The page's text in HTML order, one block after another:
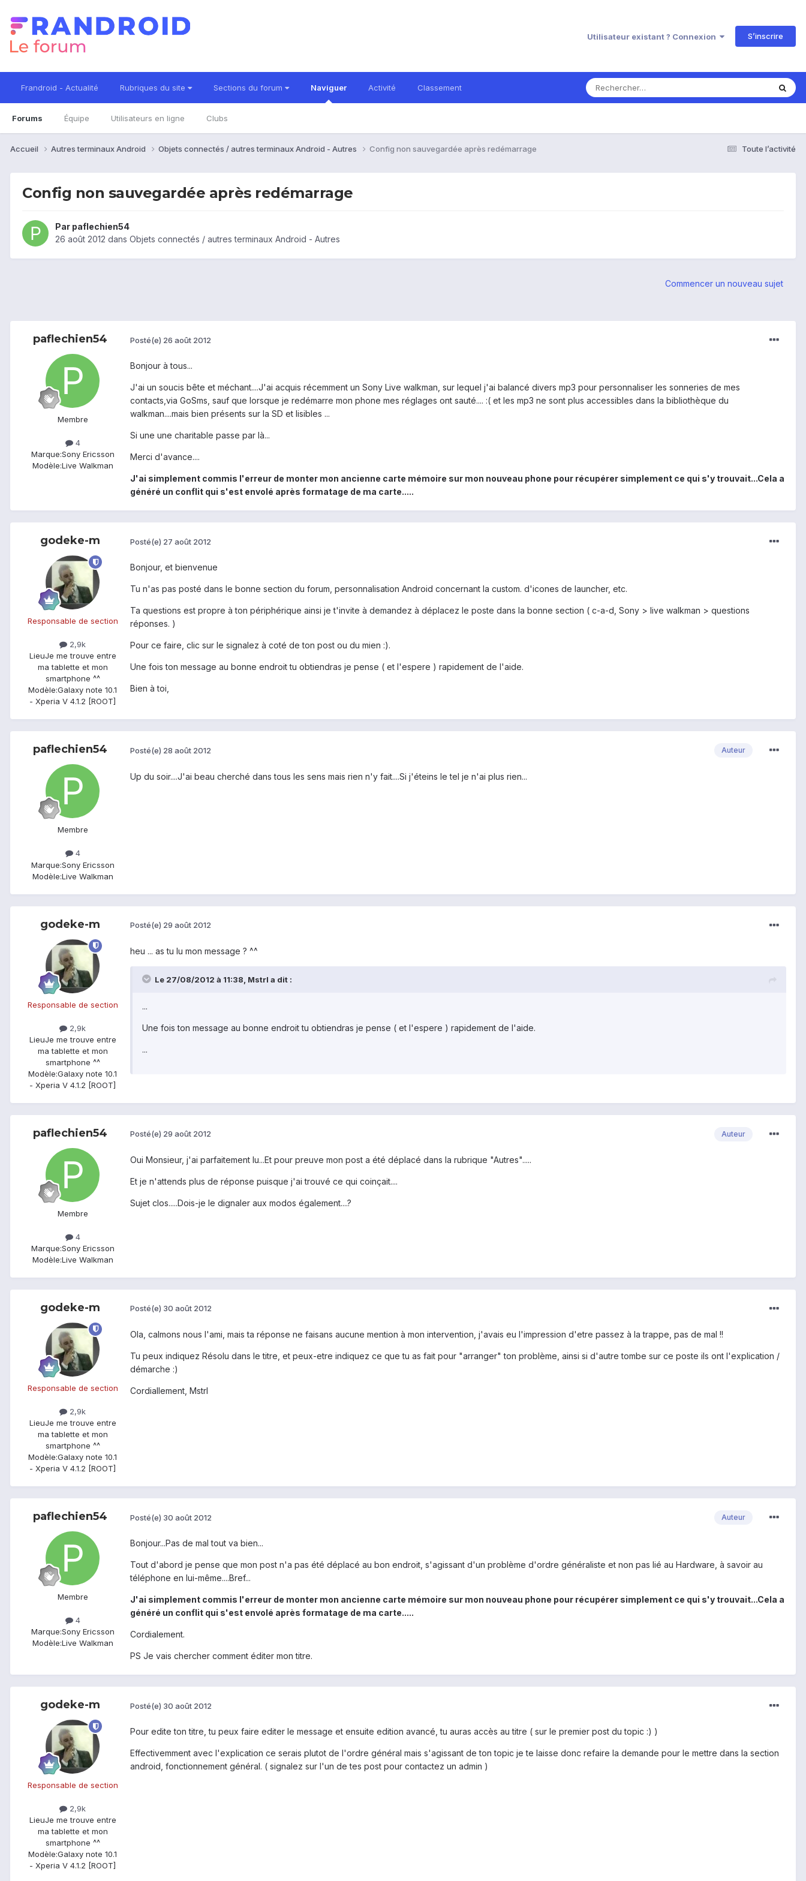
Utilisateur existant ? Connexion S’inscrire
Frandroid - Actualité Rubriques du site Sections du forum Naviguer
Forums Équipe Utilisateurs en ligne Clubs
Activité Classement
Toute l’activité
Accueil Autres terminaux Android Objets connectés / autres terminaux Android - Autres Config non sauvegardée après redémarrage
Config non sauvegardée après redémarrage
Par paflechien54
26 août 2012 dans Objets connectés / autres terminaux Android - Autres
Commencer un nouveau sujet
paflechien54
Membre
4
Marque:Sony Ericsson
Modèle:Live Walkman
Posté(e) 26 août 2012
Bonjour à tous...
J'ai un soucis bête et méchant....J'ai acquis récemment un Sony Live walkman, sur lequel j'ai balancé divers mp3 pour personnaliser les sonneries de mes
contacts,via GoSms, sauf que lorsque je redémarre mon phone mes réglages ont sauté.... :( et les mp3 ne sont plus accessibles dans la bibliothèque du
walkman....mais bien présents sur la SD et lisibles ...
Si une une charitable passe par là...
Merci d'avance....
J'ai simplement commis l'erreur de monter mon ancienne carte mémoire sur mon nouveau phone pour récupérer simplement ce qui s'y trouvait...Cela a
généré un conflit qui s'est envolé après formatage de ma carte.....
godeke-m
Responsable de section
2,9k
LieuJe me trouve entre
ma tablette et mon
smartphone ^^
Modèle:Galaxy note 10.1
- Xperia V 4.1.2 [ROOT]
Posté(e) 27 août 2012
Bonjour, et bienvenue
Tu n'as pas posté dans le bonne section du forum, personnalisation Android concernant la custom. d'icones de launcher, etc.
Ta questions est propre à ton périphérique ainsi je t'invite à demandez à déplacez le poste dans la bonne section ( c-a-d, Sony > live walkman > questions
réponses. )
Pour ce faire, clic sur le signalez à coté de ton post ou du mien :).
Une fois ton message au bonne endroit tu obtiendras je pense ( et l'espere ) rapidement de l'aide.
Bien à toi,
paflechien54
Membre
4
Marque:Sony Ericsson
Modèle:Live Walkman
Auteur
Posté(e) 28 août 2012
Up du soir....J'ai beau cherché dans tous les sens mais rien n'y fait....Si j'éteins le tel je n'ai plus rien...
godeke-m
Responsable de section
2,9k
LieuJe me trouve entre
ma tablette et mon
smartphone ^^
Modèle:Galaxy note 10.1
- Xperia V 4.1.2 [ROOT]
Posté(e) 29 août 2012
heu ... as tu lu mon message ? ^^
Le 27/08/2012 à 11:38, Mstrl a dit :
...
Une fois ton message au bonne endroit tu obtiendras je pense ( et l'espere ) rapidement de l'aide.
...
paflechien54
Membre
4
Marque:Sony Ericsson
Modèle:Live Walkman
Auteur
Posté(e) 29 août 2012
Oui Monsieur, j'ai parfaitement lu...Et pour preuve mon post a été déplacé dans la rubrique "Autres".....
Et je n'attends plus de réponse puisque j'ai trouvé ce qui coinçait....
Sujet clos.....Dois-je le dignaler aux modos également....?
godeke-m
Responsable de section
2,9k
LieuJe me trouve entre
ma tablette et mon
smartphone ^^
Modèle:Galaxy note 10.1
- Xperia V 4.1.2 [ROOT]
Posté(e) 30 août 2012
Ola, calmons nous l'ami, mais ta réponse ne faisans aucune mention à mon intervention, j'avais eu l'impression d'etre passez à la trappe, pas de mal !!
Tu peux indiquez Résolu dans le titre, et peux-etre indiquez ce que tu as fait pour "arranger" ton problème, ainsi si d'autre tombe sur ce poste ils ont l'explication /
démarche :)
Cordiallement, Mstrl
paflechien54
Membre
4
Marque:Sony Ericsson
Modèle:Live Walkman
Auteur
Posté(e) 30 août 2012
Bonjour...Pas de mal tout va bien...
Tout d'abord je pense que mon post n'a pas été déplacé au bon endroit, s'agissant d'un problème d'ordre généraliste et non pas lié au Hardware, à savoir au
téléphone en lui-même....Bref...
J'ai simplement commis l'erreur de monter mon ancienne carte mémoire sur mon nouveau phone pour récupérer simplement ce qui s'y trouvait...Cela a
généré un conflit qui s'est envolé après formatage de ma carte.....
Cordialement.
PS Je vais chercher comment éditer mon titre.
godeke-m
Responsable de section
2,9k
LieuJe me trouve entre
ma tablette et mon
smartphone ^^
Modèle:Galaxy note 10.1
- Xperia V 4.1.2 [ROOT]
Posté(e) 30 août 2012
Pour edite ton titre, tu peux faire editer le message et ensuite edition avancé, tu auras accès au titre ( sur le premier post du topic :) )
Effectivemment avec l'explication ce serais plutot de l'ordre général mais s'agissant de ton topic je te laisse donc refaire la demande pour le mettre dans la section
android, fonctionnement général. ( signalez sur l'un de tes post pour contactez un admin )